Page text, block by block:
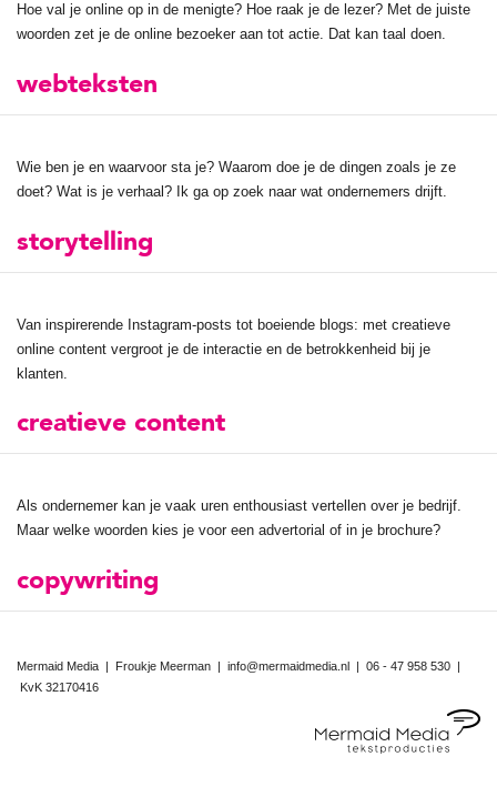
Hoe val je online op in de menigte? Hoe raak je de lezer? Met de juiste
woorden zet je de online bezoeker aan tot actie. Dat kan taal doen.
webteksten
Wie ben je en waarvoor sta je? Waarom doe je de dingen zoals je ze
doet? Wat is je verhaal? Ik ga op zoek naar wat ondernemers drijft.
storytelling
Van inspirerende Instagram-posts tot boeiende blogs: met creatieve
online content vergroot je de interactie en de betrokkenheid bij je
klanten.
creatieve content
Als ondernemer kan je vaak uren enthousiast vertellen over je bedrijf.
Maar welke woorden kies je voor een advertorial of in je brochure?
copywriting
Mermaid Media | Froukje Meerman | info@mermaidmedia.nl| 06 - 47 958 530|
KvK 32170416